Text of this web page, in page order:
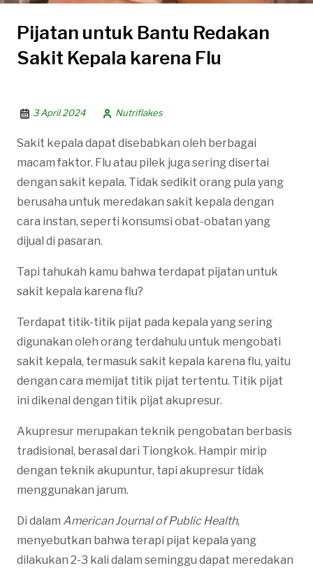
Pijatan untuk Bantu Redakan
Sakit Kepala karena Flu
3 April 2024 Nutriflakes
Sakit kepala dapat disebabkan oleh berbagai
macam faktor. Flu atau pilek juga sering disertai
dengan sakit kepala. Tidak sedikit orang pula yang
berusaha untuk meredakan sakit kepala dengan
cara instan, seperti konsumsi obat-obatan yang
dijual di pasaran.
Tapi tahukah kamu bahwa terdapat pijatan untuk
sakit kepala karena flu?
Terdapat titik-titik pijat pada kepala yang sering
digunakan oleh orang terdahulu untuk mengobati
sakit kepala, termasuk sakit kepala karena flu, yaitu
dengan cara memijat titik pijat tertentu. Titik pijat
ini dikenal dengan titik pijat akupresur.
Akupresur merupakan teknik pengobatan berbasis
tradisional, berasal dari Tiongkok. Hampir mirip
dengan teknik akupuntur, tapi akupresur tidak
menggunakan jarum.
Di dalam American Journal of Public Health,
menyebutkan bahwa terapi pijat kepala yang
dilakukan 2-3 kali dalam seminggu dapat meredakan